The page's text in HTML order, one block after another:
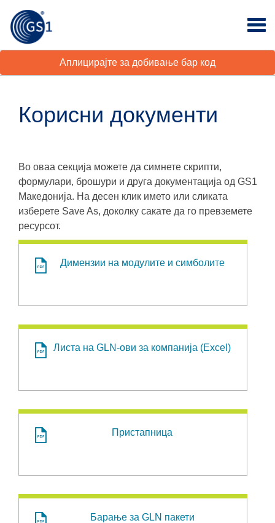
Аплицирајте за добивање бар код
Корисни документи
Во оваа секција можете да симнете скрипти,
формулари, брошури и друга документација од GS1
Македонија. На десен клик името или сликата
изберете Save As, доколку сакате да го превземете
ресурсот.
Димензии на модулите и симболите
Листа на GLN-ови за компанија (Excel)
Пристапница
Барање за GLN пакети